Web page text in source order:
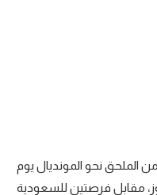
الملحق نحو المونديال يوم
مقابل فرصتين للسعودية